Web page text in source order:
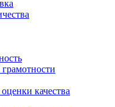
качества